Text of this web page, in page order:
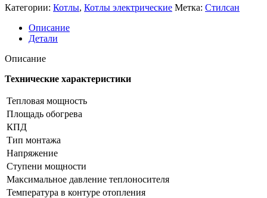
Категории: Котлы, Котлы электрические Метка: Стилсан
Описание
Детали
Описание
Технические характеристики
Тепловая мощность
Площадь обогрева
КПД
Тип монтажа
Напряжение
Ступени мощности
Максимальное давление теплоносителя
Температура в контуре отопления